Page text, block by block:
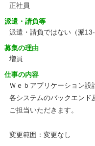
正社員
派遣・請負等
派遣・請負ではない（派13-
募集の理由
増員
仕事の内容
Ｗｅｂアプリケーション設
各システムのバックエンド
ご担当いただきます。
変更範囲：変更なし